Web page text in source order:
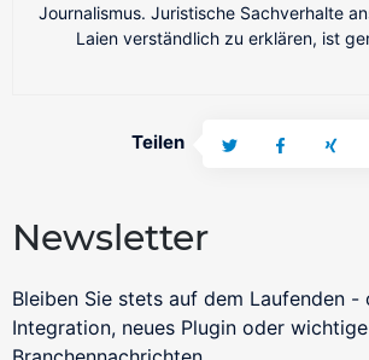
Business Cases
Journalismus. Juristische Sachverhalte
Laien verständlich zu erklären, ist
Teilen
Newsletter
Bleiben Sie stets auf dem Laufenden -
Integration, neues Plugin oder wichtige